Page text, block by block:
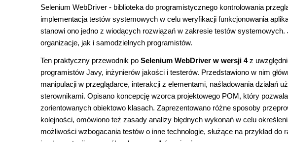
Selenium WebDriver - biblioteka do programistycznego kontrolowania
implementacja testów systemowych w celu weryfikacji funkcjonowania
stanowi ono jedno z wiodących rozwiązań w zakresie testów
organizacje, jak i samodzielnych programistów.
Ten praktyczny przewodnik po Selenium WebDriver w wersji 4z
programistów Javy, inżynierów jakości i testerów. Przedstawiono w nim
manipulacji w przeglądarce, interakcji z elementami, naśladowania działań
sterownikami. Opisano koncepcję wzorca projektowego POM, który
zorientowanych obiektowo klasach. Zaprezentowano różne sposoby
kolejności, omówiono też zasady analizy błędnych wykonań w celu
możliwości wzbogacania testów o inne technologie, służące na przykład